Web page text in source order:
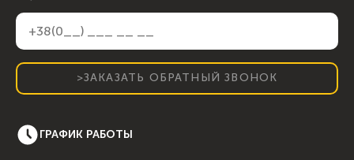
>ЗАКАЗАТЬ ОБРАТНЫЙ ЗВОНОК
ГРАФИК РАБОТЫ